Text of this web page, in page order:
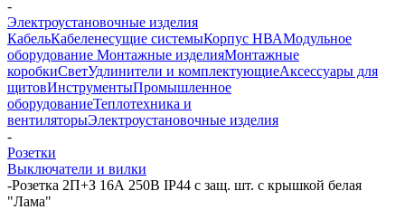
-
Электроустановочные изделия
КабельКабеленесущие системыКорпус НВАМодульное
оборудование Монтажные изделияМонтажные
коробкиСветУдлинители и комплектующиеАксессуары для
щитовИнструментыПромышленное
оборудованиеТеплотехника и
вентиляторыЭлектроустановочные изделия
-
Розетки
Выключатели и вилки
-Розетка 2П+З 16А 250В IP44 с защ. шт. с крышкой белая
"Лама"